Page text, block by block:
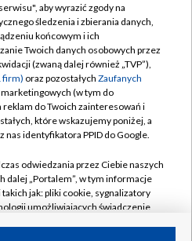
TVP
TVP
prywatności
zgody
Pomoc
Kontakt
Kanały
aby wyrazić zgody na
śledzenia i zbierania danych,
końcowym i ich
Twoich danych osobowych przez
(zwaną dalej również „TVP”),
firm) oraz pozostałych Zaufanych
marketingowych (w tym do
do Twoich zainteresowań i
które wskazujemy poniżej, a
nas identyfikatora PPID do Google.
odwiedzania przez Ciebie naszych
dalej „Portalem”, w tym informacje
jak: pliki cookie, sygnalizatory
umożliwiających świadczenie